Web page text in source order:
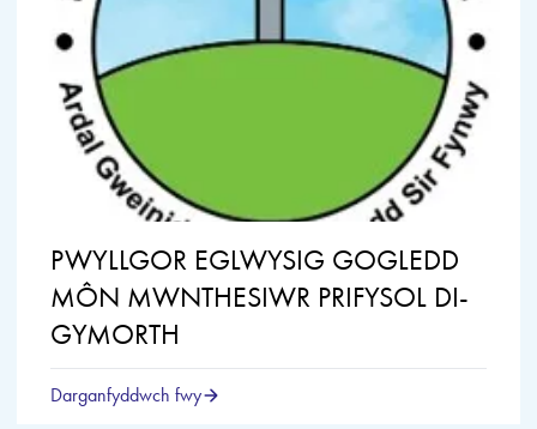
PWYLLGOR EGLWYSIG GOGLEDD
MÔN MWNTHESIWR PRIFYSOL DI-
GYMORTH
Darganfyddwch fwy